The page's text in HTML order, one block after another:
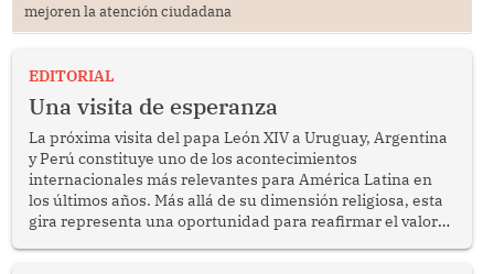
mejoren la atención ciudadana
EDITORIAL
Una visita de esperanza
La próxima visita del papa León XIV a Uruguay, Argentina
y Perú constituye uno de los acontecimientos
internacionales más relevantes para América Latina en
los últimos años. Más allá de su dimensión religiosa, esta
gira representa una oportunidad para reafirmar el valor